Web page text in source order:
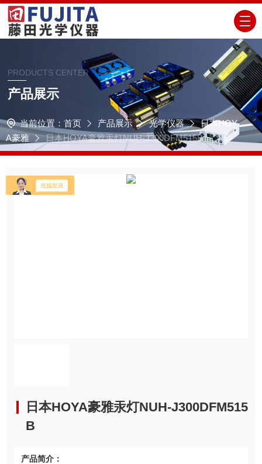
PRODUCTS CENTER
产品展示
当前位置： 首页 产品展示 光学仪器
日本HOY
A豪雅
日本HOYA豪雅汞灯NUH-J300DFM515B
日本HOYA豪雅汞灯NUH-J300DFM515
B
产品简介：